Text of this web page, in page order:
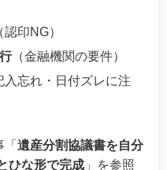
認印NG）
（金融機関の要件）
入忘れ・日付ズレに注
遺産分割協議書を自分
ひな形で完成 」を参照